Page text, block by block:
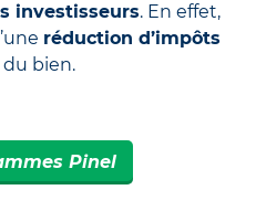
investisseurs. En effet,
réduction d’impôts
du bien.
Pinel